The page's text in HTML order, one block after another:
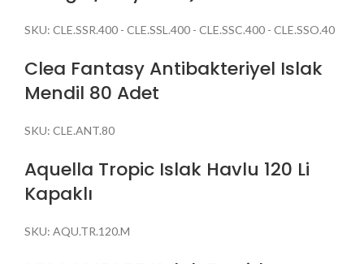
SKU: CLE.SSR.400 - CLE.SSL.400 - CLE.SSC.400 - CLE.SSO.40
Clea Fantasy Antibakteriyel Islak
Mendil 80 Adet
SKU: CLE.ANT.80
Aquella Tropic Islak Havlu 120 Li
Kapaklı
SKU: AQU.TR.120.M